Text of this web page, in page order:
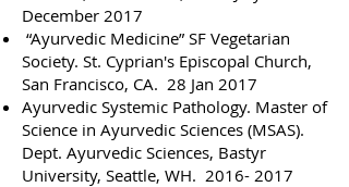
December 2017
“Ayurvedic Medicine” SF Vegetarian
Society. St. Cyprian's Episcopal Church,
San Francisco, CA. 28 Jan 2017
Ayurvedic Systemic Pathology. Master of
Science in Ayurvedic Sciences (MSAS).
Dept. Ayurvedic Sciences, Bastyr
University, Seattle, WH. 2016- 2017